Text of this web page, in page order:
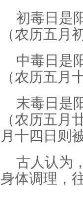
初毒日是
（农历五月
中毒日是
（农历五月
末毒日是
（农历五月
月十四日则
古人认为
身体调理，